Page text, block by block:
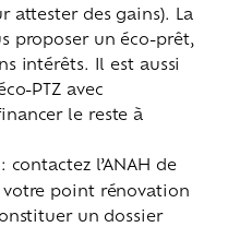
attester des gains). La
proposer un éco-prêt,
intérêts. Il est aussi
PTZ avec
le reste à
: contactez l’ANAH de
point rénovation
un dossier